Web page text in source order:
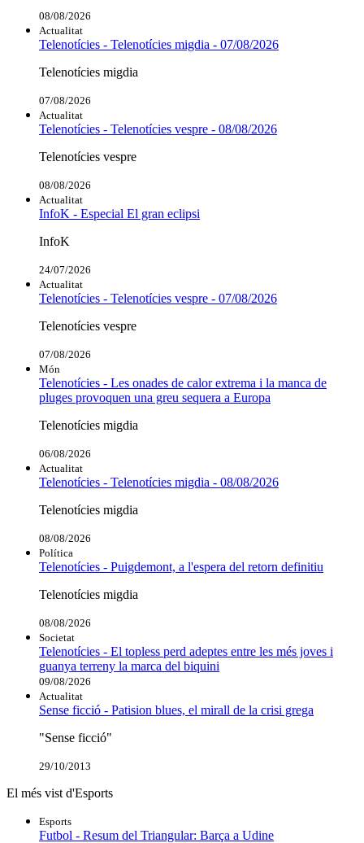
08/08/2026
Actualitat
Telenotícies - Telenotícies migdia - 07/08/2026
Telenotícies migdia
07/08/2026
Actualitat
Telenotícies - Telenotícies vespre - 08/08/2026
Telenotícies vespre
08/08/2026
Actualitat
InfoK - Especial El gran eclipsi
InfoK
24/07/2026
Actualitat
Telenotícies - Telenotícies vespre - 07/08/2026
Telenotícies vespre
07/08/2026
Món
Telenotícies - Les onades de calor extrema i la manca de
pluges provoquen una greu sequera a Europa
Telenotícies migdia
06/08/2026
Actualitat
Telenotícies - Telenotícies migdia - 08/08/2026
Telenotícies migdia
08/08/2026
Política
Telenotícies - Puigdemont, a l'espera del retorn definitiu
Telenotícies migdia
08/08/2026
Societat
Telenotícies - El topless perd adeptes entre les més joves i
guanya terreny la marca del biquini
09/08/2026
Actualitat
Sense ficció - Patision blues, el mirall de la crisi grega
"Sense ficció"
29/10/2013
El més vist d'Esports
Esports
Futbol - Resum del Triangular: Barça a Udine